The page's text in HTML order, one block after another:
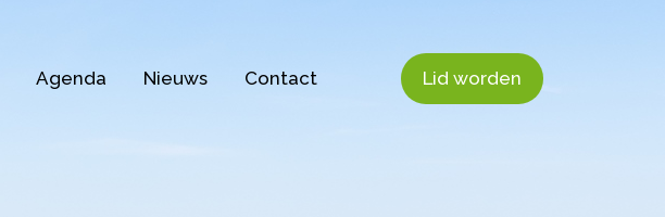
Agenda Nieuws Contact Lid worden